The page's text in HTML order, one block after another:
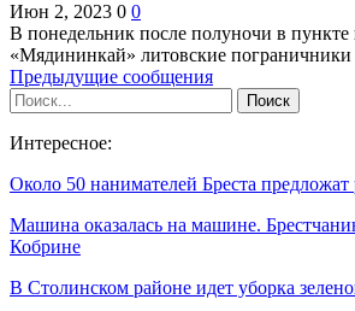
Июн 2, 2023 0 0
В понедельник после полуночи в пункте
«Мядининкай» литовские
Предыдущие сообщения
Интересное:
Около 50 нанимателей Бреста
Машина оказалась на машине.
Кобрине
В Столинском районе идет уборка